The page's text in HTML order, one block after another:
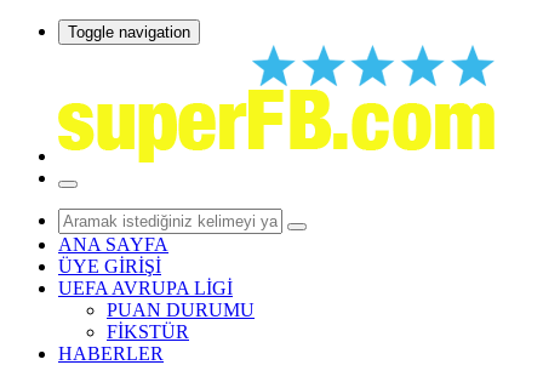
Toggle navigation
ANA SAYFA
ÜYE GİRİŞİ
UEFA AVRUPA LİGİ
PUAN DURUMU
FİKSTÜR
HABERLER